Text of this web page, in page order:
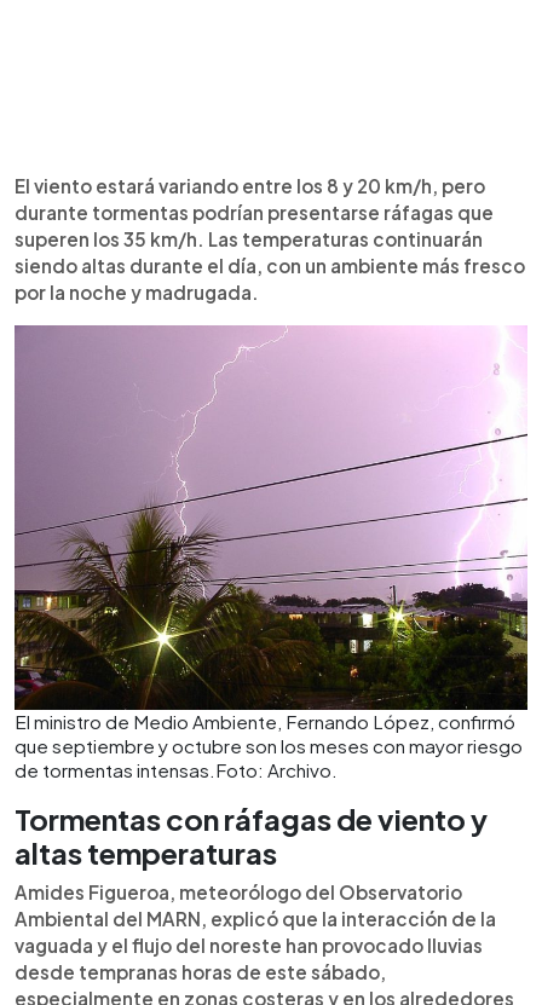
El viento estará variando entre los 8 y 20 km/h, pero
durante tormentas podrían presentarse ráfagas que
superen los 35 km/h. Las temperaturas continuarán
siendo altas durante el día, con un ambiente más fresco
por la noche y madrugada.
El ministro de Medio Ambiente, Fernando López, confirmó
que septiembre y octubre son los meses con mayor riesgo
de tormentas intensas.Foto: Archivo.
Tormentas con ráfagas de viento y
altas temperaturas
Amides Figueroa, meteorólogo del Observatorio
Ambiental del MARN, explicó que la interacción de la
vaguada y el flujo del noreste han provocado lluvias
desde tempranas horas de este sábado,
especialmente en zonas costeras y en los alrededores